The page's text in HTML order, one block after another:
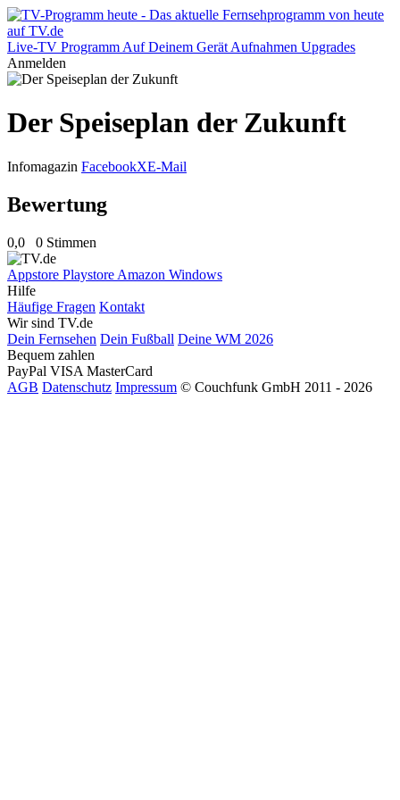
Live-TV Programm Auf Deinem Gerät Aufnahmen Upgrades
Anmelden
Der Speiseplan der Zukunft
Infomagazin FacebookXE-Mail
Bewertung
0,0 0 Stimmen
Appstore Playstore Amazon Windows
Hilfe
Häufige Fragen Kontakt
Wir sind TV.de
Dein Fernsehen Dein Fußball Deine WM 2026
Bequem zahlen
PayPal VISA MasterCard
AGB Datenschutz Impressum © Couchfunk GmbH 2011 - 2026